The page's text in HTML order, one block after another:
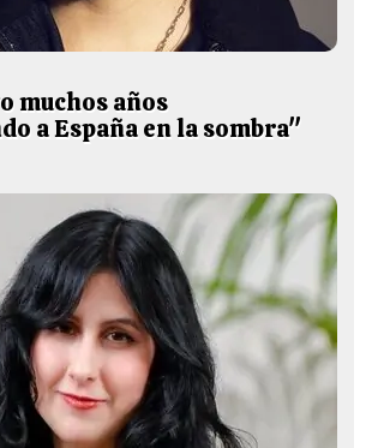
muchos años
a España en la sombra"